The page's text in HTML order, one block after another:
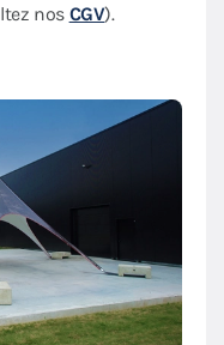
nos CGV).